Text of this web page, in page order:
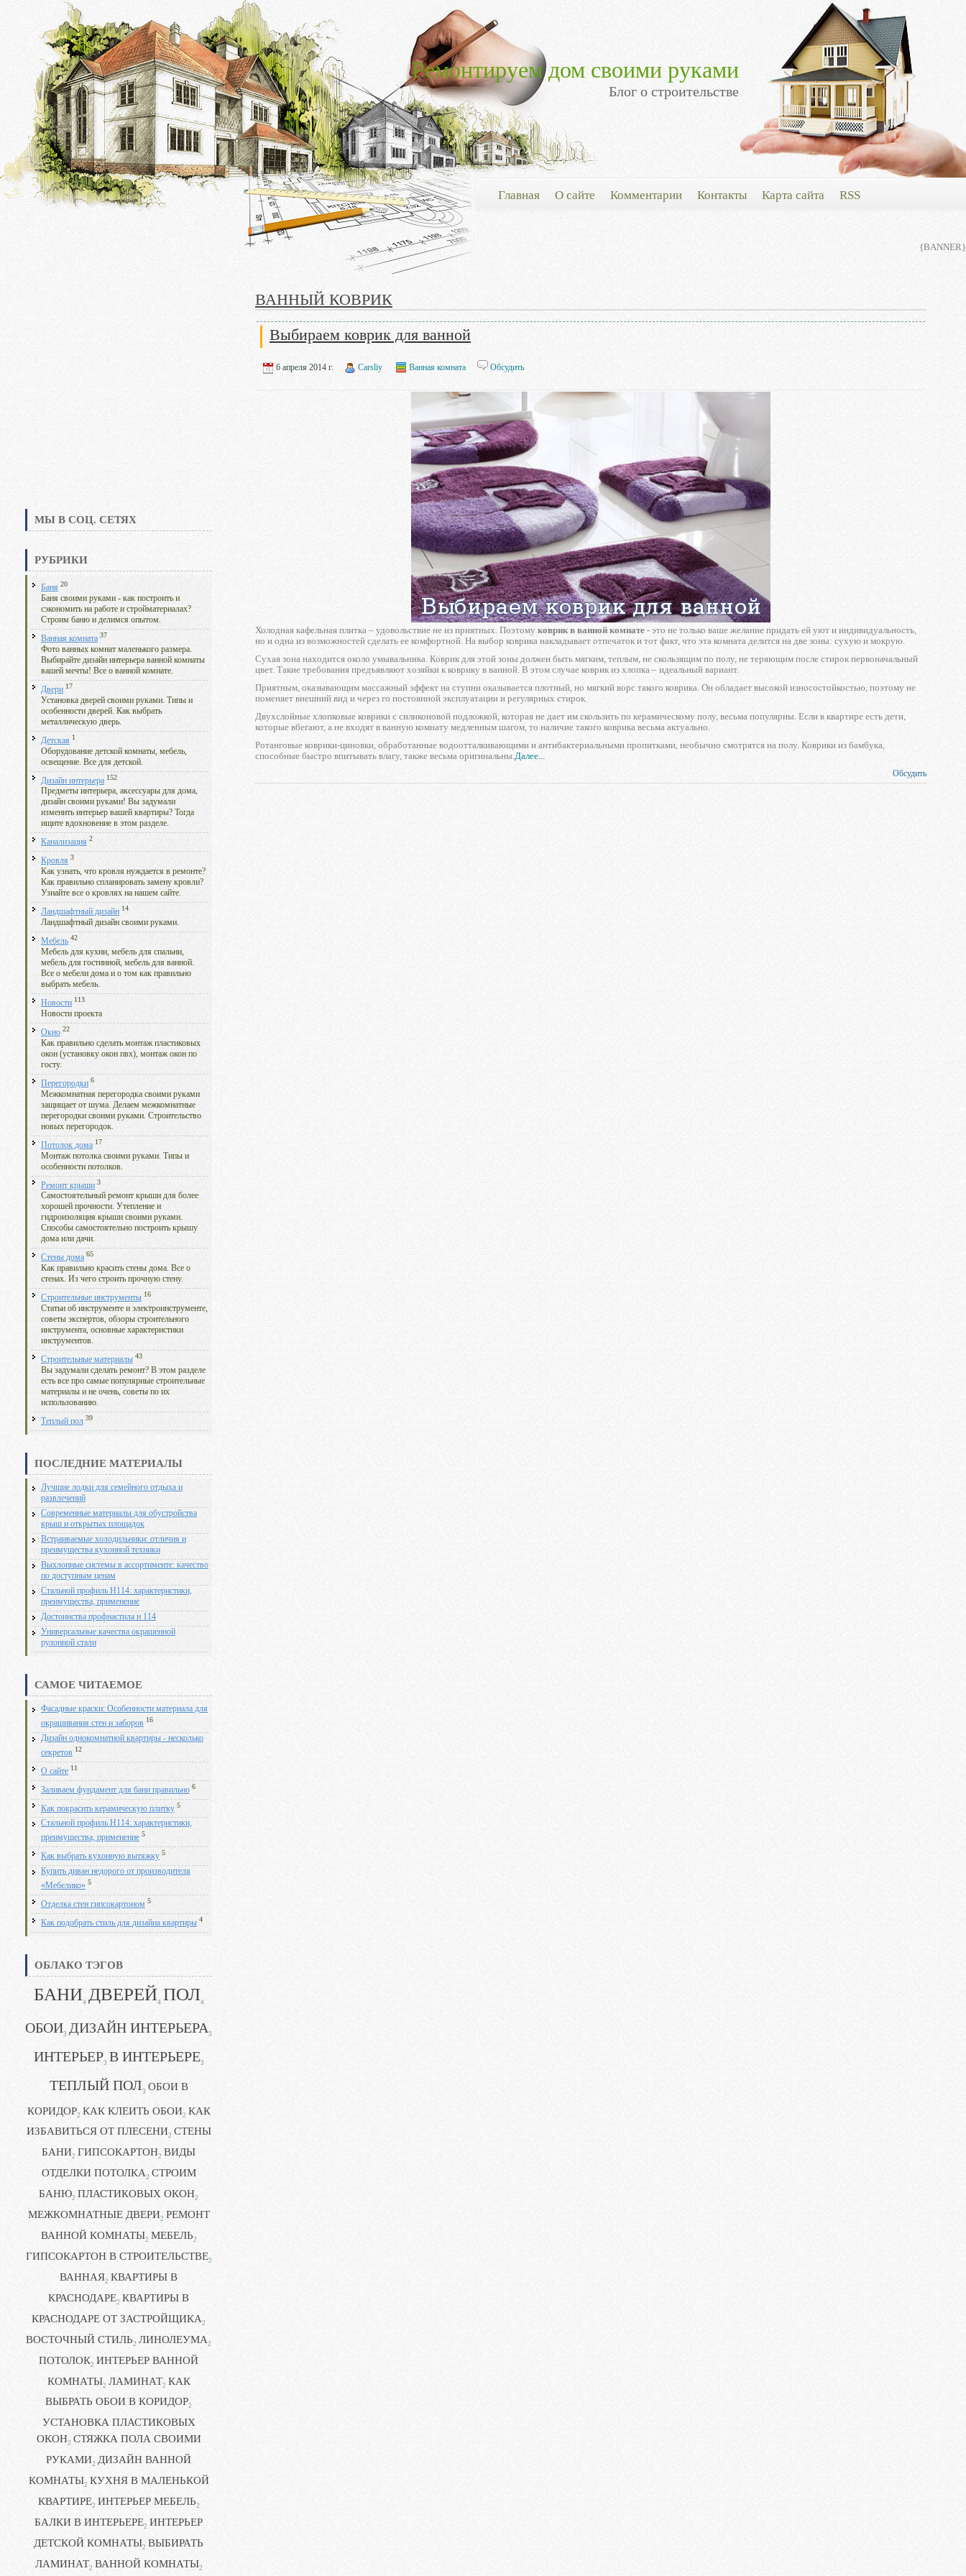
Ремонтируем дом своими руками
Блог о строительстве
Главная О сайте Комментарии Контакты Карта сайта RSS
{BANNER}
МЫ В СОЦ. СЕТЯХ
РУБРИКИ
Баня 20
Баня своими руками - как построить и
сэкономить на работе и стройматериалах?
Строим баню и делимся опытом.
Ванная комната 37
Фото ванных комнат маленького размера.
Выбирайте дизайн интерьера ванной комнаты
вашей мечты! Все о ванной комнате.
Двери 17
Установка дверей своими руками. Типы и
особенности дверей. Как выбрать
металлическую дверь.
Детская 1
Оборудование детской комнаты, мебель,
освещение. Все для детской.
Дизайн интерьера 152
Предметы интерьера, аксессуары для дома,
дизайн своими руками! Вы задумали
изменить интерьер вашей квартиры? Тогда
ищите вдохновение в этом разделе.
Канализация 2
Кровля 3
Как узнать, что кровля нуждается в ремонте?
Как правильно спланировать замену кровли?
Узнайте все о кровлях на нашем сайте.
Ландшафтный дизайн 14
Ландшафтный дизайн своими руками.
Мебель 42
Мебель для кухни, мебель для спальни,
мебель для гостинной, мебель для ванной.
Все о мебели дома и о том как правильно
выбрать мебель.
Новости 113
Новости проекта
Окно 22
Как правильно сделать монтаж пластиковых
окон (установку окон пвх), монтаж окон по
госту.
Перегородки 6
Межкомнатная перегородка своими руками
защищает от шума. Делаем межкомнатные
перегородки своими руками. Строительство
новых перегородок.
Потолок дома 17
Монтаж потолка своими руками. Типы и
особенности потолков.
Ремонт крыши 3
Самостоятельный ремонт крыши для более
хорошей прочности. Утепление и
гидроизоляция крыши своими руками.
Способы самостоятельно построить крышу
дома или дачи.
Стены дома 65
Как правильно красить стены дома. Все о
стенах. Из чего строить прочную стену.
Строительные инструменты 16
Статьи об инструменте и электроинструменте,
советы экспертов, обзоры строительного
инструмента, основные характеристики
инструментов.
Строительные материалы 43
Вы задумали сделать ремонт? В этом разделе
есть все про самые популярные строительные
материалы и не очень, советы по их
использованию.
Теплый пол 39
ПОСЛЕДНИЕ МАТЕРИАЛЫ
Лучшие лодки для семейного отдыха и
развлечений
Современные материалы для обустройства
крыш и открытых площадок
Встраиваемые холодильники: отличия и
преимущества кухонной техники
Выхлопные системы в ассортименте: качество
по доступным ценам
Стальной профиль Н114: характеристики,
преимущества, применение
Достоинства профнастила н 114
Универсальные качества окрашенной
рулонной стали
САМОЕ ЧИТАЕМОЕ
Фасадные краски: Особенности материала для
окрашивания стен и заборов 16
Дизайн однокомнатной квартиры - несколько
секретов 12
О сайте 11
Заливаем фундамент для бани правильно 6
Как покрасить керамическую плитку 5
Стальной профиль Н114: характеристики,
преимущества, применение 5
Как выбрать кухонную вытяжку 5
Купить диван недорого от производителя
«Мебелико» 5
Отделка стен гипсокартоном 5
Как подобрать стиль для дизайна квартиры 4
ОБЛАКО ТЭГОВ
БАНИ4 ДВЕРЕЙ4 ПОЛ4
ОБОИ3 ДИЗАЙН ИНТЕРЬЕРА3
ИНТЕРЬЕР3 В ИНТЕРЬЕРЕ3
ТЕПЛЫЙ ПОЛ3 ОБОИ В
КОРИДОР2 КАК КЛЕИТЬ ОБОИ2 КАК
ИЗБАВИТЬСЯ ОТ ПЛЕСЕНИ2 СТЕНЫ
БАНИ2 ГИПСОКАРТОН2 ВИДЫ
ОТДЕЛКИ ПОТОЛКА2 СТРОИМ
БАНЮ2 ПЛАСТИКОВЫХ ОКОН2
МЕЖКОМНАТНЫЕ ДВЕРИ2 РЕМОНТ
ВАННОЙ КОМНАТЫ2 МЕБЕЛЬ2
ГИПСОКАРТОН В СТРОИТЕЛЬСТВЕ2
ВАННАЯ2 КВАРТИРЫ В
КРАСНОДАРЕ2 КВАРТИРЫ В
КРАСНОДАРЕ ОТ ЗАСТРОЙЩИКА2
ВОСТОЧНЫЙ СТИЛЬ2 ЛИНОЛЕУМА2
ПОТОЛОК2 ИНТЕРЬЕР ВАННОЙ
КОМНАТЫ2 ЛАМИНАТ2 КАК
ВЫБРАТЬ ОБОИ В КОРИДОР2
УСТАНОВКА ПЛАСТИКОВЫХ
ОКОН2 СТЯЖКА ПОЛА СВОИМИ
РУКАМИ2 ДИЗАЙН ВАННОЙ
КОМНАТЫ2 КУХНЯ В МАЛЕНЬКОЙ
КВАРТИРЕ2 ИНТЕРЬЕР МЕБЕЛЬ2
БАЛКИ В ИНТЕРЬЕРЕ2 ИНТЕРЬЕР
ДЕТСКОЙ КОМНАТЫ2 ВЫБИРАТЬ
ЛАМИНАТ2 ВАННОЙ КОМНАТЫ2
ВАННЫЙ КОВРИК
Выбираем коврик для ванной
6 апреля 2014 г. Carsliy Ванная комната Обсудить
Холодная кафельная плитка – удовольствие не из приятных. Поэтому коврик в ванной комнате - это не только ваше желание придать ей уют и индивидуальность,
но и одна из возможностей сделать ее комфортной. На выбор коврика накладывает отпечаток и тот факт, что эта комната делится на две зоны: сухую и мокрую.
Сухая зона находится около умывальника. Коврик для этой зоны должен быть мягким, теплым, не скользящим по полу, не теряющим после стирок первоначальный
цвет. Такие требования предъявляют хозяйки к коврику в ванной. В этом случае коврик из хлопка – идеальный вариант.
Приятным, оказывающим массажный эффект на ступни оказывается плотный, но мягкий ворс такого коврика. Он обладает высокой износостойкостью, поэтому не
поменяет внешний вид и через го постоянной эксплуатации и регулярных стирок.
Двухслойные хлопковые коврики с силиконовой подложкой, которая не дает им скользить по керамическому полу, весьма популярны. Если в квартире есть дети,
которые вбегают, а не входят в ванную комнату медленным шагом, то наличие такого коврика весьма актуально.
Ротанговые коврики-циновки, обработанные водоотталкивающими и антибактериальными пропитками, необычно смотрятся на полу. Коврики из бамбука,
способные быстро впитывать влагу, также весьма оригинальны.Далее...
Обсудить